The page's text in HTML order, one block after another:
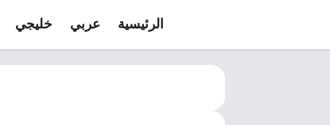
الرئيسية عربي خليجي